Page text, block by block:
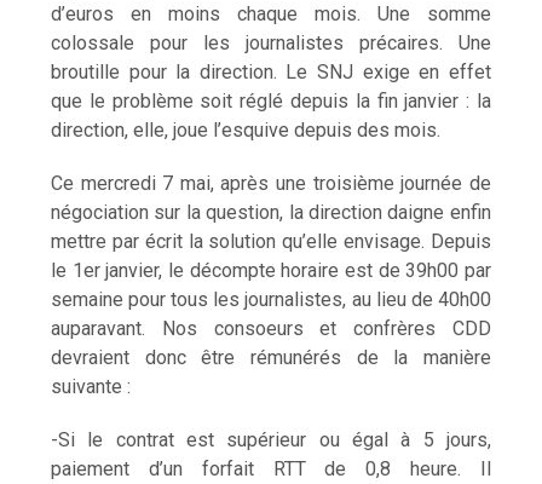
d’euros en moins chaque mois. Une somme
colossale pour les journalistes précaires. Une
broutille pour la direction. Le SNJ exige en effet
que le problème soit réglé depuis la fin janvier : la
direction, elle, joue l’esquive depuis des mois.
Ce mercredi 7 mai, après une troisième journée de
négociation sur la question, la direction daigne enfin
mettre par écrit la solution qu’elle envisage. Depuis
le 1er janvier, le décompte horaire est de 39h00 par
semaine pour tous les journalistes, au lieu de 40h00
auparavant. Nos consoeurs et confrères CDD
devraient donc être rémunérés de la manière
suivante :
-Si le contrat est supérieur ou égal à 5 jours,
paiement d’un forfait RTT de 0,8 heure. Il